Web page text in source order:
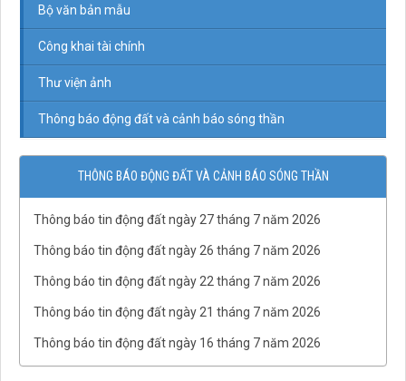
Bộ văn bản mẫu
Công khai tài chính
Thư viện ảnh
Thông báo động đất và cảnh báo sóng thần
THÔNG BÁO ĐỘNG ĐẤT VÀ CẢNH BÁO SÓNG THẦN
Thông báo tin động đất ngày 27 tháng 7 năm 2026
Thông báo tin động đất ngày 26 tháng 7 năm 2026
Thông báo tin động đất ngày 22 tháng 7 năm 2026
Thông báo tin động đất ngày 21 tháng 7 năm 2026
Thông báo tin động đất ngày 16 tháng 7 năm 2026